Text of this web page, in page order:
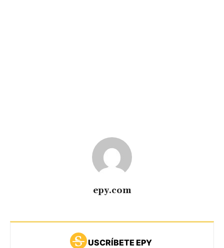
epy.com
USCRÍBETE EPY